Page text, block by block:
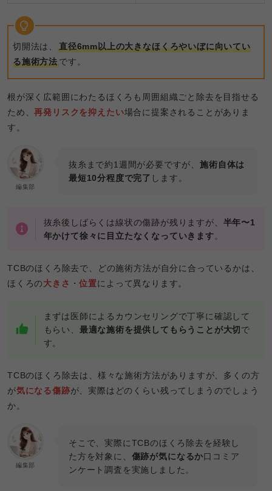
切開法は、直径6mm以上の大きなほくろやいぼに向いてい
る施術方法です。
根が深く広範囲にわたるほくろも周囲組織ごと除去を目指せる
ため、再発リスクを抑えたい場合に提案されることがありま
す。
編集部
抜糸まで約1週間が必要ですが、施術自体は
最短10分程度で完了 します。
抜糸後しばらくは線状の傷跡が残りますが、 半年〜1
年かけて徐々に目立たなくなっていきます。
TCBのほくろ除去で、どの施術方法が自分に合っているかは、
ほくろの大きさ ・位置によって異なります。
まずは医師によるカウンセリングで丁寧に確認して
もらい、 最適な施術を提供してもらうことが大切 で
す。
TCBのほくろ除去は、様々な施術方法がありますが、多くの方
が気になる傷跡が、実際はどのくらい残ってしまうのでしょう
か。
編集部
そこで、実際にTCBのほくろ除去を経験し
た方を対象に、 傷跡が気になるか口コミア
ンケート調査を実施しました。